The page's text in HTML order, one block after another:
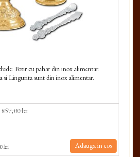
Potir cu pahar din inox alimentar.
si Lingurita sunt din inox alimentar.
857,00 lei
lei Adauga in cos